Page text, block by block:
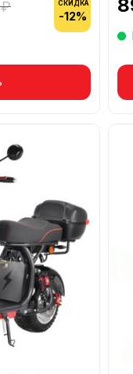
СКИДКА
-12%